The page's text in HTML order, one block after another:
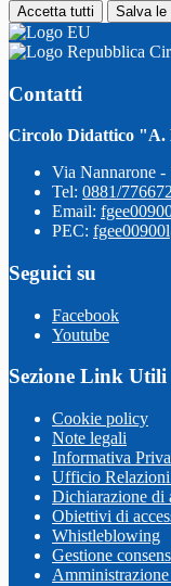
Accetta tutti Salva le
Contatti
Circolo Didattico "A.
Via Nannarone
Tel: 0881/776672
Email:
PEC:
Seguici su
Facebook
Youtube
Sezione Link Utili
Cookie policy
Note legali
Informativa
Ufficio
Dichiarazione di
Obiettivi di
Whistleblowing
Gestione
Amministrazione